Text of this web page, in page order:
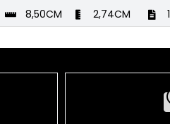
8,50CM 2,74CM